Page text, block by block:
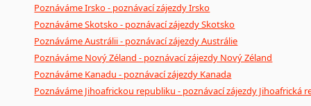
Poznáváme Irsko - poznávací zájezdy Irsko
Poznáváme Skotsko - poznávací zájezdy Skotsko
Poznáváme Austrálii - poznávací zájezdy Austrálie
Poznáváme Nový Zéland - poznávací zájezdy Nový Zéland
Poznáváme Kanadu - poznávací zájezdy Kanada
Poznáváme Jihoafrickou republiku - poznávací zájezdy Jihoafrická